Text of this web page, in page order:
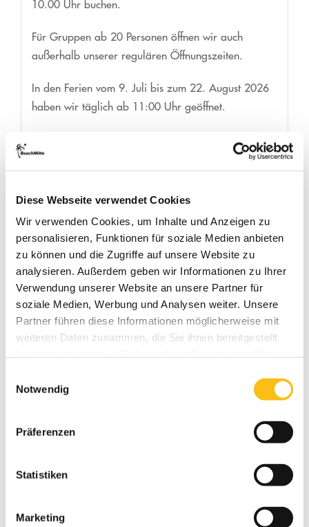
Diese Webseite verwendet Cookies
Wir verwenden Cookies, um Inhalte und Anzeigen zu
personalisieren, Funktionen für soziale Medien anbieten
zu können und die Zugriffe auf unsere Website zu
analysieren. Außerdem geben wir Informationen zu Ihrer
Verwendung unserer Website an unsere Partner für
soziale Medien, Werbung und Analysen weiter. Unsere
Partner führen diese Informationen möglicherweise mit
weiteren Daten zusammen, die Sie ihnen bereitgestellt
Notwendig
Präferenzen
Statistiken
Marketing
10.00 Uhr buchen.
Für Gruppen ab 20 Personen öffnen wir auch
außerhalb unserer regulären Öffnungszeiten.
In den Ferien vom 9. Juli bis zum 22. August 2026
haben wir täglich ab 11:00 Uhr geöffnet.
Sicherheit
Kletterparcours
Dieser Parkour ist der leichteste im MountMitte und er ist für alle